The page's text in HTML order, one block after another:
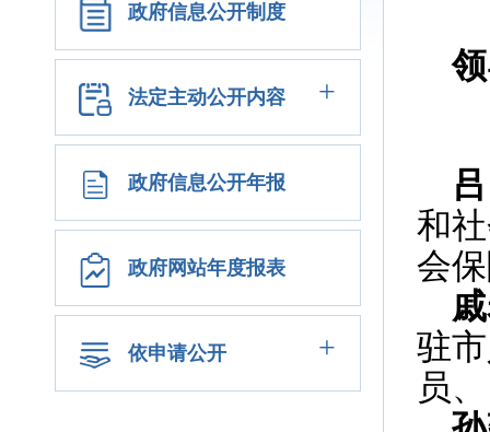
政府信息公开制度
法定主动公开内容 +
政府信息公开年报
政府网站年度报表
依申请公开 +
和
会
驻
员